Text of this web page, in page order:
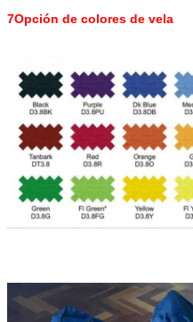
7Opción de colores de vela